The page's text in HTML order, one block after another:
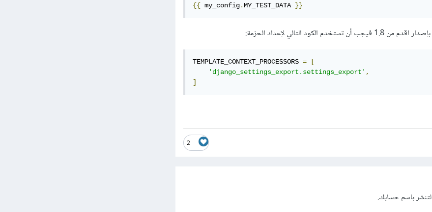
{{ my_config.MY_TEST_DATA }}
TEMPLATE_CONTEXT_PROCESSORS =
[
'django_settings_export.settings_export' ,
]
2
لتنشر باسم حسابك.